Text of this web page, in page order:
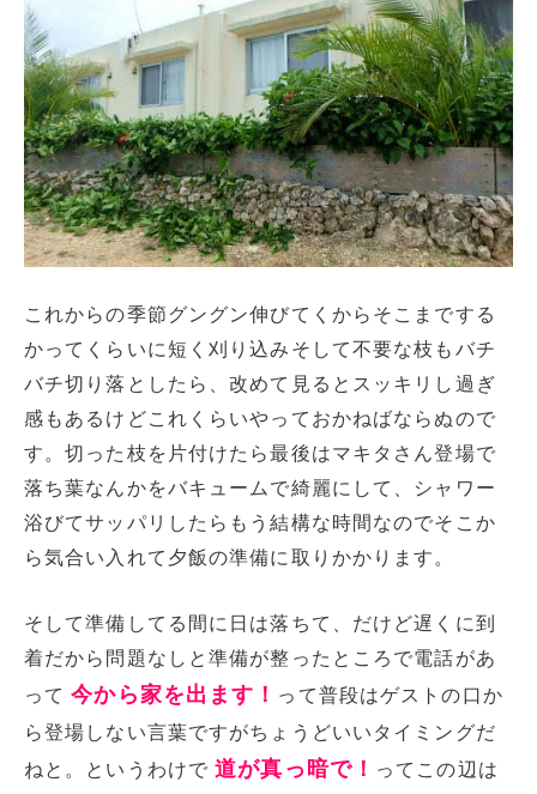
これからの季節グングン伸びてくからそこまでする
かってくらいに短く刈り込みそして不要な枝もバチ
バチ切り落としたら、改めて見るとスッキリし過ぎ
感もあるけどこれくらいやっておかねばならぬので
す。切った枝を片付けたら最後はマキタさん登場で
落ち葉なんかをバキュームで綺麗にして、シャワー
浴びてサッパリしたらもう結構な時間なのでそこか
ら気合い入れて夕飯の準備に取りかかります。
そして準備してる間に日は落ちて、だけど遅くに到
着だから問題なしと準備が整ったところで電話があ
って今から家を出ます！ って普段はゲストの口か
ら登場しない言葉ですがちょうどいいタイミングだ
ねと。というわけで道が真っ暗で！ ってこの辺は